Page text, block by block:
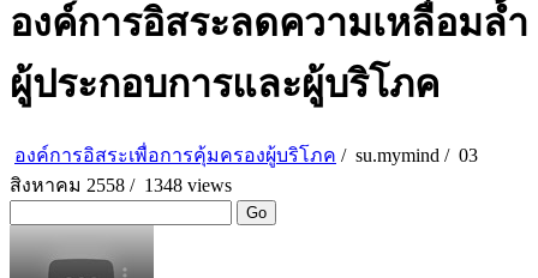
องค์การอิสระลดความเหลื่อมล้ำ
ผู้ประกอบการและผู้บริโภค
องค์การอิสระเพื่อการคุ้มครองผู้บริโภค / su.mymind / 03
สิงหาคม 2558 / 1348 views
Go